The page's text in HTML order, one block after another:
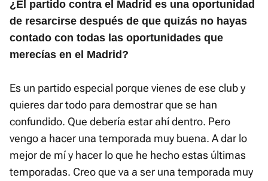
¿El partido contra el Madrid es una oportunidad
de resarcirse después de que quizás no hayas
contado con todas las oportunidades que
merecías en el Madrid?
Es un partido especial porque vienes de ese club y
quieres dar todo para demostrar que se han
confundido. Que debería estar ahí dentro. Pero
vengo a hacer una temporada muy buena. A dar lo
mejor de mí y hacer lo que he hecho estas últimas
temporadas. Creo que va a ser una temporada muy